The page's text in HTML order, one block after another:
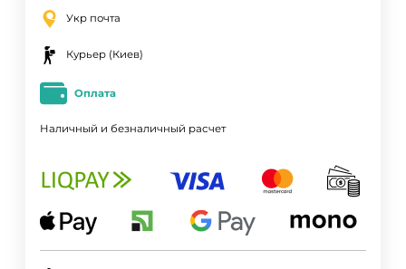
Укр почта
Курьер (Киев)
Оплата
Наличный и безналичный расчет